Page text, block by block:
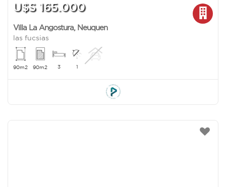
U$S 165.000
Villa La Angostura, Neuquen
las fucsias
90m2 90m2 3 1